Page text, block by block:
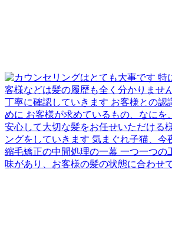
縮毛矯正の中間処理の一幕 一つ一つの
味があり、お客様の髪の状態に合わせ